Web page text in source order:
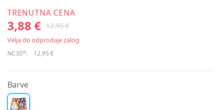
TRENUTNA CENA
3,88 € 12,95 €
Velja do odprodaje zalog
NC30*: 12,95 €
Barve